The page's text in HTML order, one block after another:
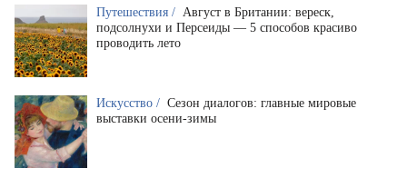
Путешествия / Август в Британии: вереск,
подсолнухи и Персеиды — 5 способов красиво
проводить лето
Искусство / Сезон диалогов: главные мировые
выставки осени-зимы